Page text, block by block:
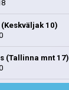
10)
(Tallinna mnt 17)